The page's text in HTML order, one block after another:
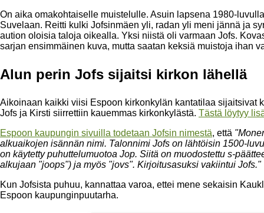
On aika omakohtaiselle muistelulle. Asuin lapsena 1980-
Suvelaan. Reitti kulki Jofsinmäen yli, radan yli meni jännä ja
aution oloisia taloja oikealla. Yksi niistä oli varmaan Jofs.
sarjan ensimmäinen kuva, mutta saatan keksiä muistoja ihan
Alun perin Jofs sijaitsi kirkon lähellä
Aikoinaan kaikki viisi Espoon kirkonkylän kantatilaa
Jofs ja Kirsti siirrettiin kauemmas kirkonkylästä. Tästä löytyy
Espoon kaupungin sivuilla todetaan Jofsin nimestä, että
alkuaikojen isännän nimi. Talonnimi Jofs on lähtöisin 1500-
on käytetty puhuttelumuotoa Jop. Siitä on muodostettu s-
alkujaan "joops") ja myös "jovs". Kirjoitusasuksi vakiintui Jofs."
Kun Jofsista puhuu, kannattaa varoa, ettei mene sekaisin
Espoon kaupunginpuutarha.